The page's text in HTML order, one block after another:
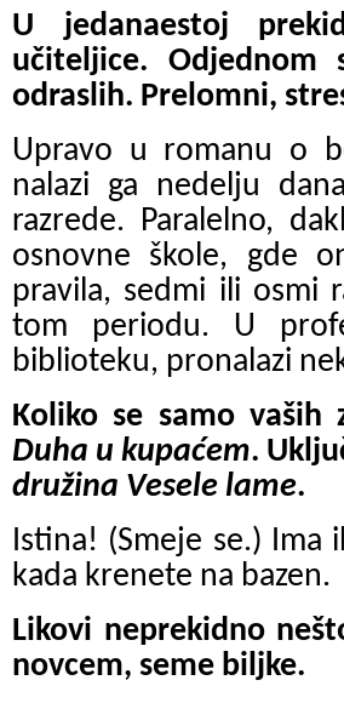
U jedanaestoj
učiteljice. Odjednom
odraslih. Prelomni,
Upravo u romanu o
nalazi ga nedelju
razrede. Paralelno,
osnovne škole, gde
pravila, sedmi ili osmi
tom periodu. U
biblioteku, pronalazi
Koliko se samo vaših
Duha u kupaćem.
družina Vesele lame.
Istina! (Smeje se.) Ima
kada krenete na bazen.
Likovi neprekidno
novcem, seme biljke.